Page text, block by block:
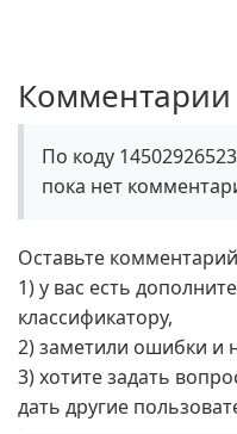
Комментарии
По коду
пока нет
Оставьте
1) у вас есть
классификатору,
2) заметили ошибки и
3) хотите задать
дать другие